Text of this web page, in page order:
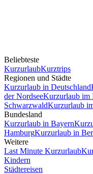
Beliebteste
KurzurlaubKurztrips
Regionen und Städte
Kurzurlaub in Deutschland
der NordseeKurzurlaub im
SchwarzwaldKurzurlaub
Bundesland
Kurzurlaub in Bayern
HamburgKurzurlaub in
Weitere
Last Minute Kurzurlaub
Kindern
Städtereisen